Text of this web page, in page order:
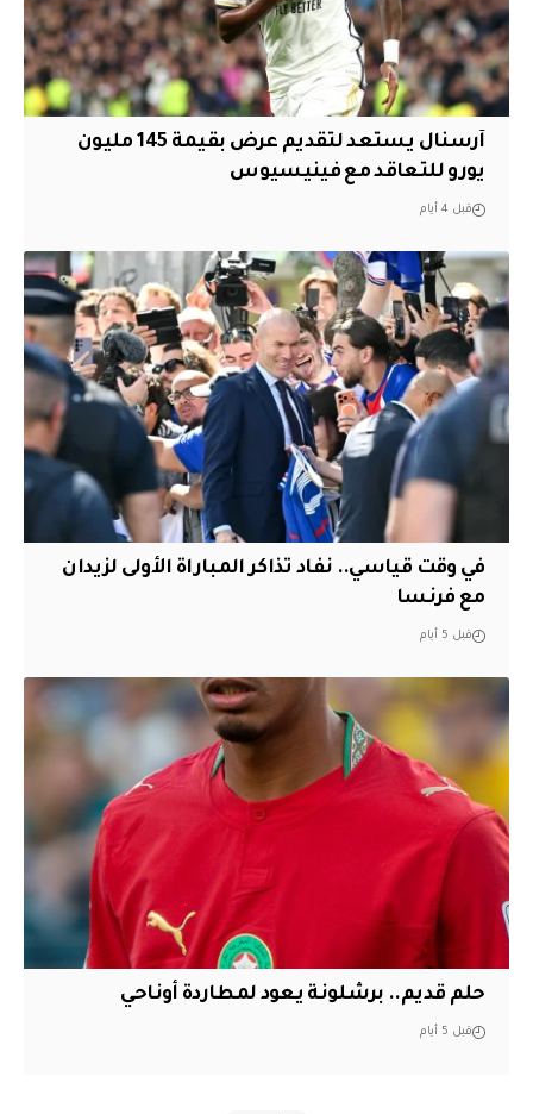
آرسنال يستعد لتقديم عرض بقيمة 145 مليون
يورو للتعاقد مع فينيسيوس
قبل 4 أيام
في وقت قياسي.. نفاد تذاكر المباراة الأولى لزيدان
مع فرنسا
قبل 5 أيام
حلم قديم.. برشلونة يعود لمطاردة أوناحي
قبل 5 أيام